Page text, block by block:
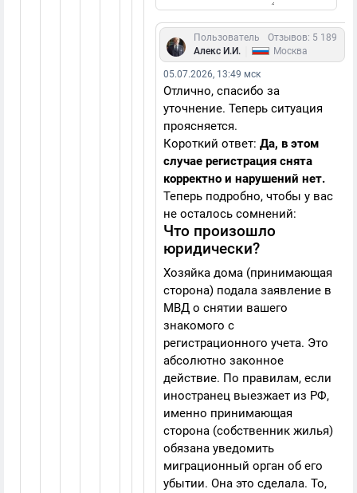
Пользователь
Отзывов: 5 189
Алекс И.И.
Москва
05.07.2026, 13:49 мск
Отлично, спасибо за
уточнение. Теперь ситуация
проясняется.
Короткий ответ: Да, в этом
случае регистрация снята
корректно и нарушений нет.
Теперь подробно, чтобы у вас
не осталось сомнений:
Что произошло
юридически?
Хозяйка дома (принимающая
сторона) подала заявление в
МВД о снятии вашего
знакомого с
регистрационного учета. Это
абсолютно законное
действие. По правилам, если
иностранец выезжает из РФ,
именно принимающая
сторона (собственник жилья)
обязана уведомить
миграционный орган об его
убытии. Она это сделала. То,